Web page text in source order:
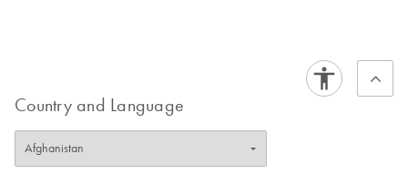
específicas en que puede usarse el convertidor
de masa a moles de ADNbc:
de la concentración de ADN en una muestra es
Country and Language